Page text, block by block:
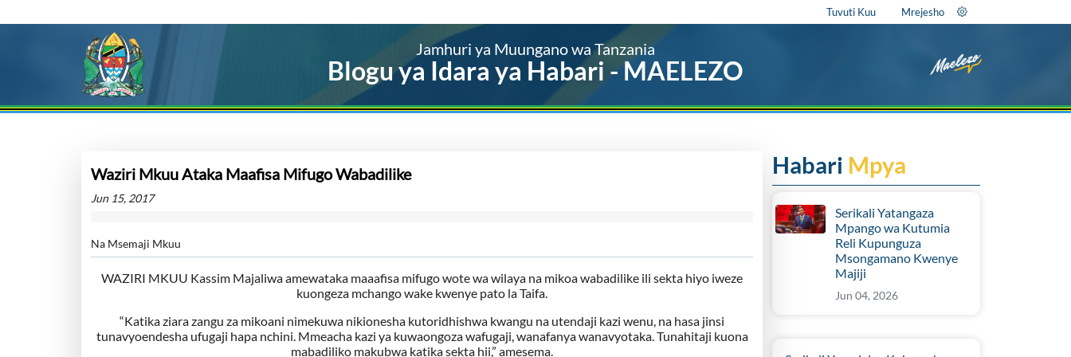
Tuvuti Kuu Mrejesho
Jamhuri ya Muungano wa Tanzania
Blogu ya Idara ya Habari - MAELEZO
Waziri Mkuu Ataka Maafisa Mifugo Wabadilike
Jun 15, 2017
Na Msemaji Mkuu
WAZIRI MKUU Kassim Majaliwa amewataka maaafisa mifugo wote wa wilaya na mikoa wabadilike ili sekta hiyo iweze
kuongeza mchango wake kwenye pato la Taifa.
“Katika ziara zangu za mikoani nimekuwa nikionesha kutoridhishwa kwangu na utendaji kazi wenu, na hasa jinsi
tunavyoendesha ufugaji hapa nchini. Mmeacha kazi ya kuwaongoza wafugaji, wanafanya wanavyotaka. Tunahitaji kuona
mabadiliko makubwa katika sekta hii,” amesema.
Habari Mpya
Serikali Yatangaza
Mpango wa Kutumia
Reli Kupunguza
Msongamano Kwenye
Majiji
Jun 04, 2026